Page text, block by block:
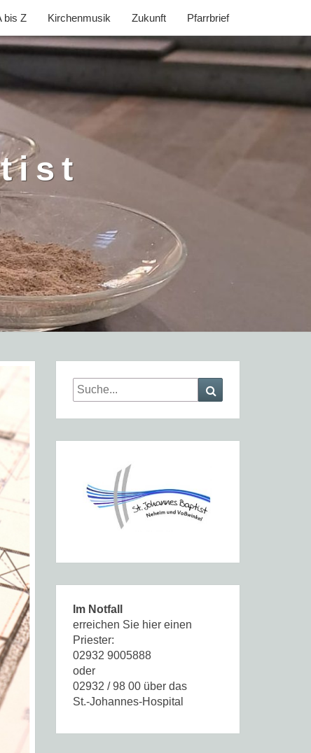
bis Z Kirchenmusik Zukunft Pfarrbrief
Search
for:
Im Notfall
erreichen Sie hier einen
Priester:
02932 9005888
oder
02932 / 98 00 über das
St.-Johannes-Hospital